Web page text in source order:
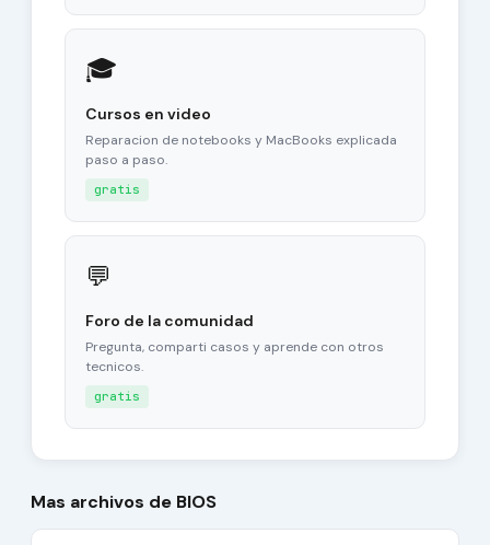
🎓
Cursos en video
Reparacion de notebooks y MacBooks explicada
paso a paso.
gratis
💬
Foro de la comunidad
Pregunta, comparti casos y aprende con otros
tecnicos.
gratis
Mas archivos de BIOS